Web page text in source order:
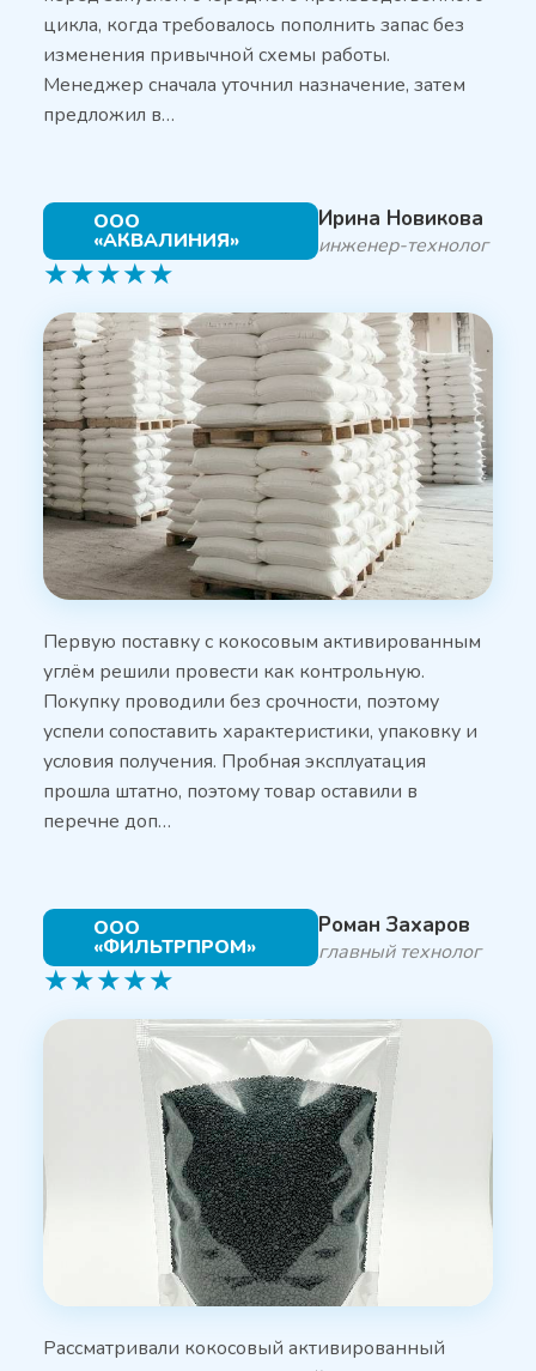
цикла, когда требовалось пополнить запас без
изменения привычной схемы работы.
Менеджер сначала уточнил назначение, затем
предложил в…
ООО
«АКВАЛИНИЯ»
Ирина Новикова
инженер-технолог
★★★★★
Первую поставку с кокосовым активированным
углём решили провести как контрольную.
Покупку проводили без срочности, поэтому
успели сопоставить характеристики, упаковку и
условия получения. Пробная эксплуатация
прошла штатно, поэтому товар оставили в
перечне доп…
ООО
«ФИЛЬТРПРОМ»
Роман Захаров
главный технолог
★★★★★
Рассматривали кокосовый активированный